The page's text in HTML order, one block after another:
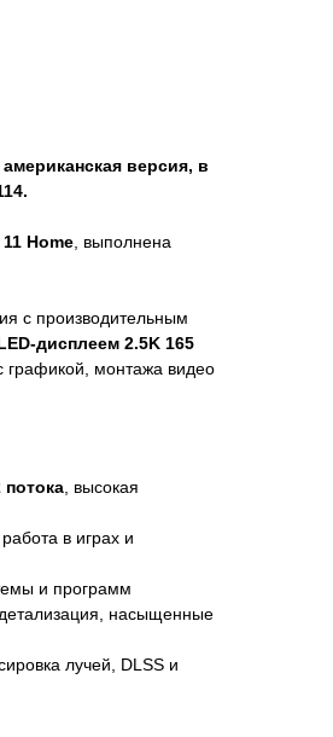
версия, в
Home, выполнена
с производительным
дисплеем 2.5K 165
графикой, монтажа видео
потока, высокая
в играх и
и программ
насыщенные
лучей, DLSS и